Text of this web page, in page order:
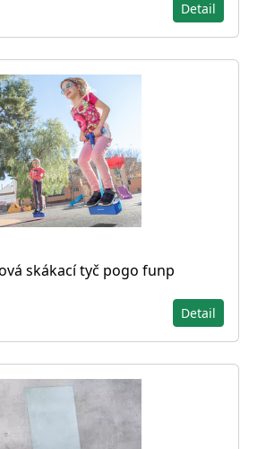
Detail
skákací tyč pogo funp
Detail